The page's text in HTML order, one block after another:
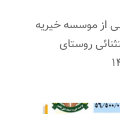
از موسسه خیریه
روستای